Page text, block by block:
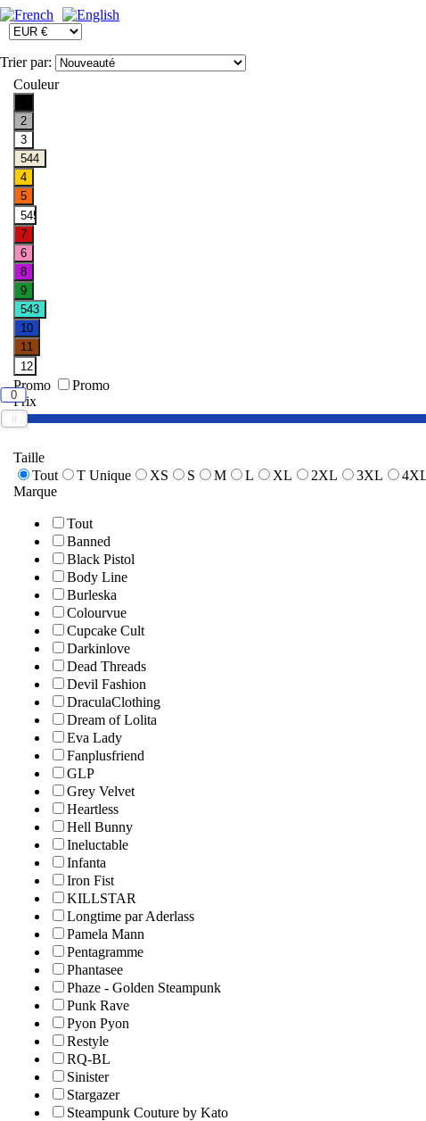
Trier par:
Couleur
Promo
Promo
Prix
0
Taille
Tout
T Unique XS S M L XL 2XL 3XL
Marque
Tout
Banned
Black Pistol
Body Line
Burleska
Colourvue
Cupcake Cult
Darkinlove
Dead Threads
Devil Fashion
DraculaClothing
Dream of Lolita
Eva Lady
Fanplusfriend
GLP
Grey Velvet
Heartless
Hell Bunny
Ineluctable
Infanta
Iron Fist
KILLSTAR
Longtime par Aderlass
Pamela Mann
Pentagramme
Phantasee
Phaze - Golden Steampunk
Punk Rave
Pyon Pyon
Restyle
RQ-BL
Sinister
Stargazer
Steampunk Couture by Kato